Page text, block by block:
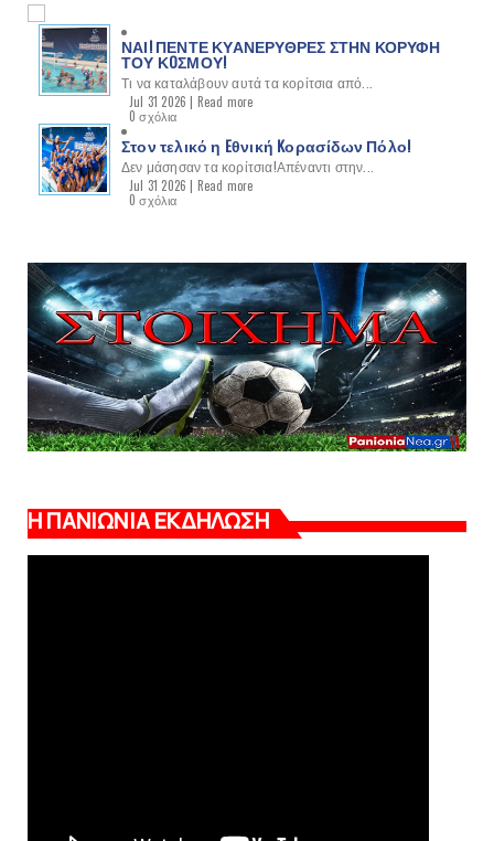
ΝΑΙ! ΠΕΝΤΕ ΚΥΑΝΕΡΥΘΡΕΣ ΣΤΗΝ ΚΟΡΥΦΗ
ΤΟΥ ΚOΣΜΟΥ!
Τι να καταλάβουν αυτά τα κορίτσια από...
Jul 31 2026 | Read more
0 σχόλια
Στον τελικό η Eθνική Kορασίδων Πόλο!
Δεν μάσησαν τα κορίτσια!Απέναντι στην...
Jul 31 2026 | Read more
0 σχόλια
Η ΠΑΝΙΩΝΙΑ ΕΚΔΗΛΩΣΗ